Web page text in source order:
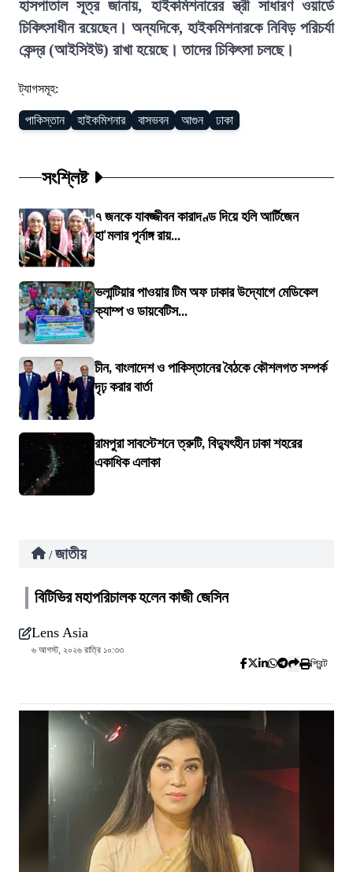
হাসপাতাল সূত্র জানায়, হাইকমিশনারের স্ত্রী সাধারণ ওয়ার্ডে
চিকিৎসাধীন রয়েছেন। অন্যদিকে, হাইকমিশনারকে নিবিড় পরিচর্যা
কেন্দ্র (আইসিইউ) রাখা হয়েছে। তাদের চিকিৎসা চলছে।
ট্যাগসমূহ:
পাকিস্তান হাইকমিশনার বাসভবন আগুন ঢাকা
সংশ্লিষ্ট
৭ জনকে যাবজ্জীবন কারাদণ্ড দিয়ে হলি আর্টিজেন
হা'মলার পূর্নাঙ্গ রায়...
ভলান্টিয়ার পাওয়ার টিম অফ ঢাকার উদ্যোগে মেডিকেল
ক্যাম্প ও ডায়বেটিস...
চীন, বাংলাদেশ ও পাকিস্তানের বৈঠকে কৌশলগত সম্পর্ক
দৃঢ় করার বার্তা
রামপুরা সাবস্টেশনে ত্রুটি, বিদ্যুৎহীন ঢাকা শহরের
একাধিক এলাকা
/ জাতীয়
বিটিভির মহাপরিচালক হলেন কাজী জেসিন
Lens Asia
৬ আগস্ট, ২০২৬ রাত্রি ১০:৩৩
প্রিন্ট